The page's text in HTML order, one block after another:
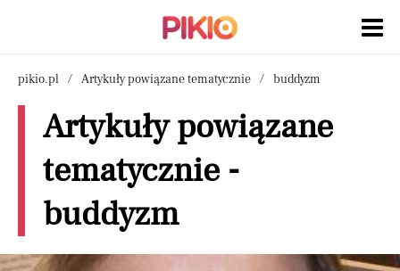
pikio.pl Artykuły powiązane tematycznie buddyzm
Artykuły powiązane
tematycznie -
buddyzm